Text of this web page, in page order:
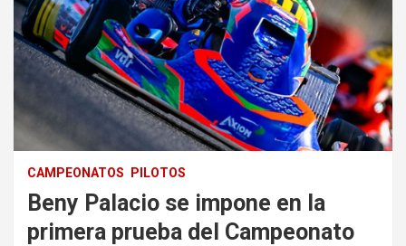
CAMPEONATOS PILOTOS
Beny Palacio se impone en la
primera prueba del Campeonato